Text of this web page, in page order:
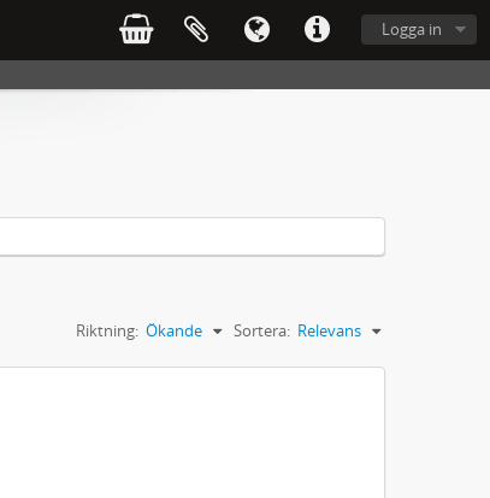
Logga in
Sortera: Relevans
Riktning: Ökande